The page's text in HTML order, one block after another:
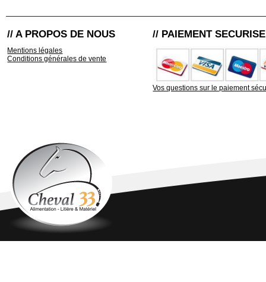
// A PROPOS DE NOUS
Mentions légales
Conditions générales de vente
// PAIEMENT SECURISE
Vos questions sur le paiement